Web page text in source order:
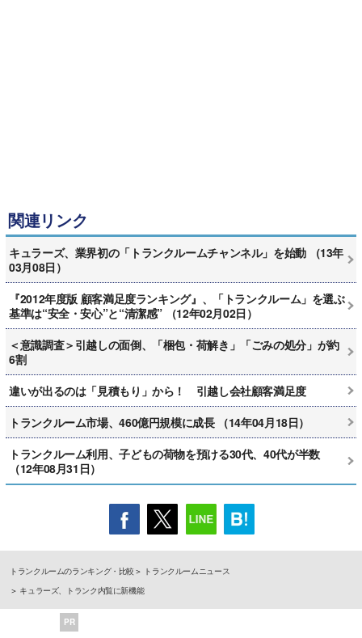
関連リンク
キュラーズ、業界初の「トランクルームチャンネル」を始動 （13年
03月08日）
『2012年度版 顧客満足度ランキング』、「トランクルーム」を選ぶ
基準は“安全・安心”と“清潔感” （12年02月02日）
＜意識調査＞引越しの面倒、「梱包・荷解き」「ごみの処分」が約
6割
違いが出るのは「見積もり」から！ 引越し会社顧客満足度
トランクルーム市場、460億円規模に成長 （14年04月18日）
トランクルーム利用、子どもの荷物を預ける30代、40代が半数
（12年08月31日）
トランクルームのランキング・比較
トランクルームニュース
キュラーズ、トランク内覧に新機能
PR